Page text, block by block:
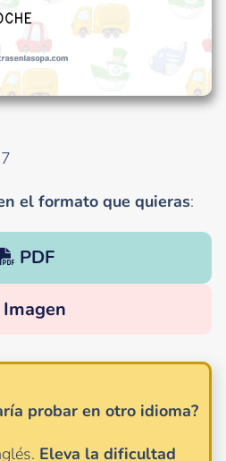
7
el formato que quieras:
PDF
Imagen
probar en otro idioma?
Eleva la dificultad